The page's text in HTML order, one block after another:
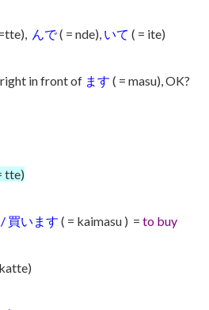
んで( = nde), いて ( = ite)
in front of ます ( = masu), OK?
tte)
買います ( = kaimasu ) = to buy